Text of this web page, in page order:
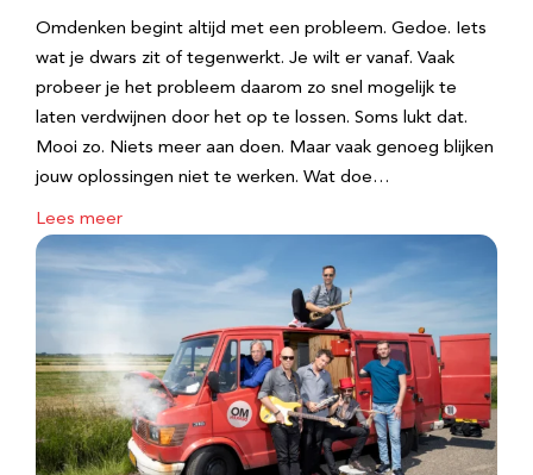
Omdenken begint altijd met een probleem. Gedoe. Iets
wat je dwars zit of tegenwerkt. Je wilt er vanaf. Vaak
probeer je het probleem daarom zo snel mogelijk te
laten verdwijnen door het op te lossen. Soms lukt dat.
Mooi zo. Niets meer aan doen. Maar vaak genoeg blijken
jouw oplossingen niet te werken. Wat doe…
Lees meer